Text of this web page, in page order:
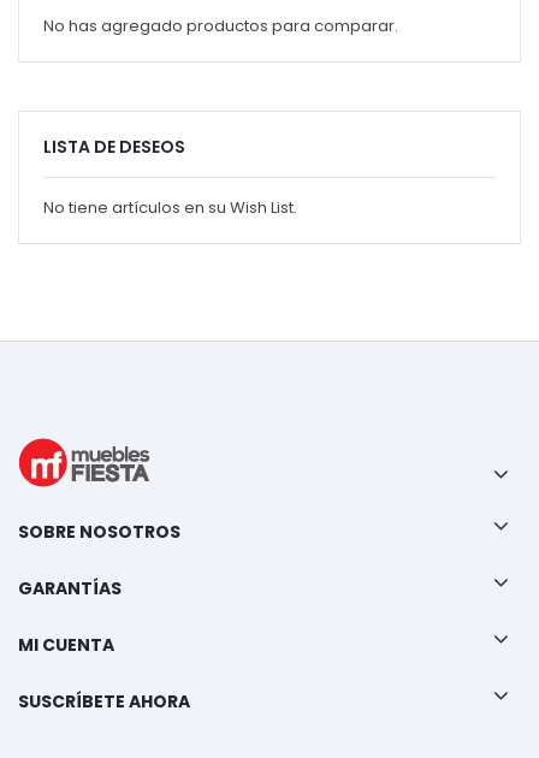
No has agregado productos para comparar.
LISTA DE DESEOS
No tiene artículos en su Wish List.
SOBRE NOSOTROS
GARANTÍAS
MI CUENTA
SUSCRÍBETE AHORA